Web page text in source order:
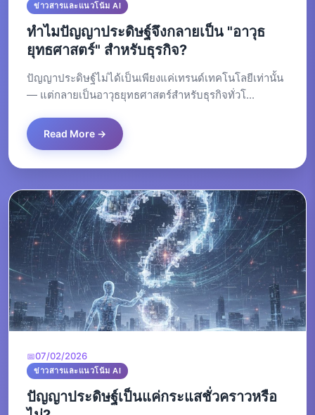
ข่าวสารและแนวโน้ม AI
ทำไมปัญญาประดิษฐ์จึงกลายเป็น "อาวุธ
ยุทธศาสตร์" สำหรับธุรกิจ?
ปัญญาประดิษฐ์ไม่ได้เป็นเพียงแค่เทรนด์เทคโนโลยีเท่านั้น
— แต่กลายเป็นอาวุธยุทธศาสตร์สำหรับธุรกิจทั่วโ...
Read More →
07/02/2026
ข่าวสารและแนวโน้ม AI
ปัญญาประดิษฐ์เป็นแค่กระแสชั่วคราวหรือ